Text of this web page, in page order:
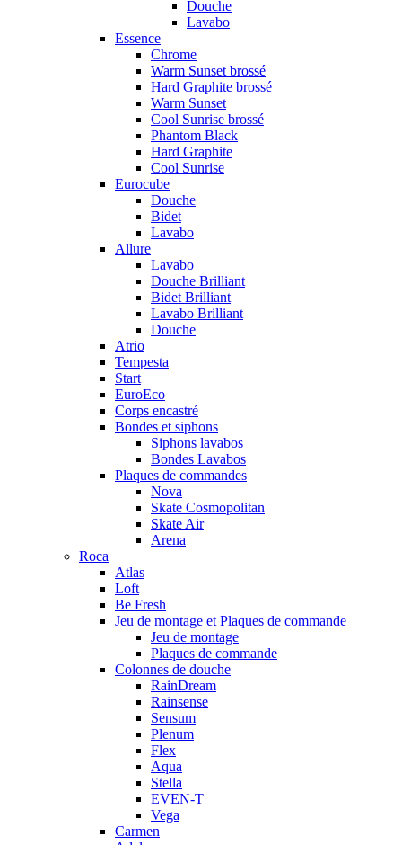
Douche
Lavabo
Essence
Chrome
Warm Sunset brossé
Hard Graphite brossé
Warm Sunset
Cool Sunrise brossé
Phantom Black
Hard Graphite
Cool Sunrise
Eurocube
Douche
Bidet
Lavabo
Allure
Lavabo
Douche Brilliant
Bidet Brilliant
Lavabo Brilliant
Douche
Atrio
Tempesta
Start
EuroEco
Corps encastré
Bondes et siphons
Siphons lavabos
Bondes Lavabos
Plaques de commandes
Nova
Skate Cosmopolitan
Skate Air
Arena
Roca
Atlas
Loft
Be Fresh
Jeu de montage et Plaques de commande
Jeu de montage
Plaques de commande
Colonnes de douche
RainDream
Rainsense
Sensum
Plenum
Flex
Aqua
Stella
EVEN-T
Vega
Carmen